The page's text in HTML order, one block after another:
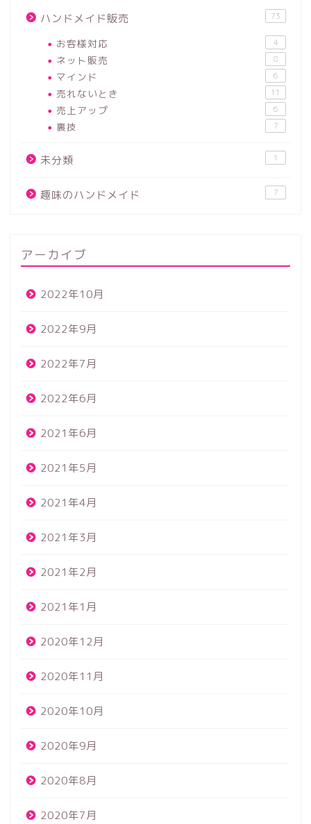
ハンドメイド販売 73
お客様対応 4
ネット販売 8
マインド 6
売れないとき 11
売上アップ 6
裏技 7
未分類 1
趣味のハンドメイド 7
アーカイブ
2022年10月
2022年9月
2022年7月
2022年6月
2021年6月
2021年5月
2021年4月
2021年3月
2021年2月
2021年1月
2020年12月
2020年11月
2020年10月
2020年9月
2020年8月
2020年7月